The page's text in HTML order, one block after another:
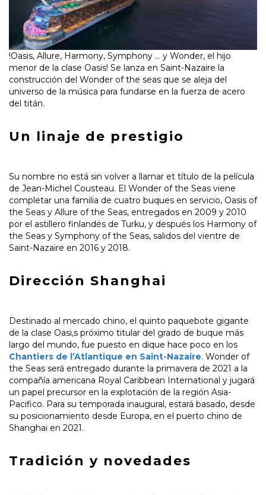
!Oasis, Allure, Harmony, Symphony … y Wonder, el hijo
menor de la clase Oasis! Se lanza en Saint-Nazaire la
construcción del Wonder of the seas que se aleja del
universo de la música para fundarse en la fuerza de acero
del titán.
Un linaje de prestigio
Su nombre no está sin volver a llamar et título de la película
de Jean-Michel Cousteau. El Wonder of the Seas viene
completar una familia de cuatro buques en servicio, Oasis of
the Seas y Allure of the Seas, entregados en 2009 y 2010
por el astillero finlandés de Turku, y después los Harmony of
the Seas y Symphony of the Seas, salidos del vientre de
Saint-Nazaire en 2016 y 2018.
Dirección Shanghai
Destinado al mercado chino, el quinto paquebote gigante
de la clase Oasi,s próximo titular del grado de buque más
largo del mundo, fue puesto en dique hace poco en los
Chantiers de l’Atlantique en Saint-Nazaire. Wonder of
the Seas será entregado durante la primavera de 2021 a la
compañía americana Royal Caribbean International y jugará
un papel precursor en la explotación de la región Asia-
Pacifico. Para su temporada inaugural, estará basado, desde
su posicionamiento desde Europa, en el puerto chino de
Shanghai en 2021.
Tradición y novedades